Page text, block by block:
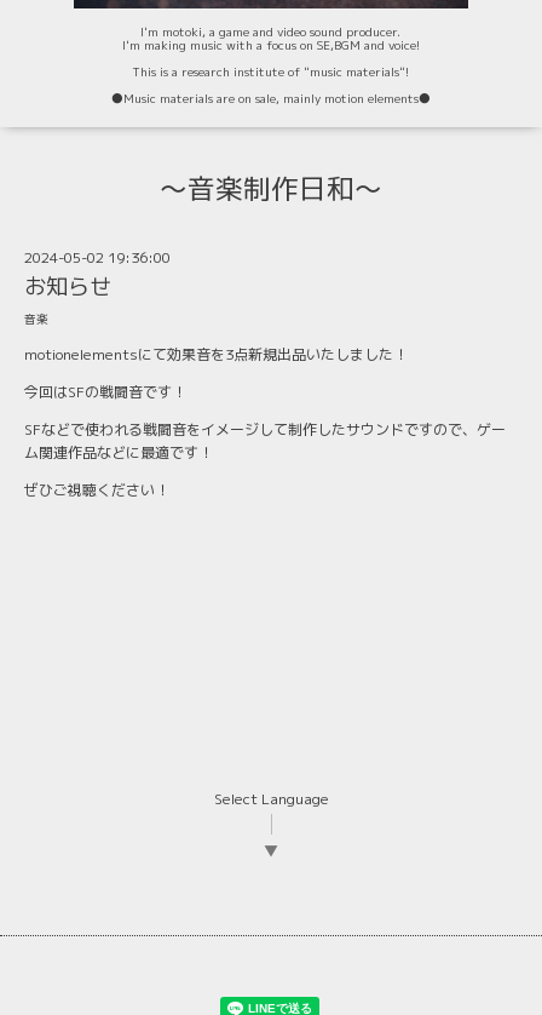
I'm motoki, a game and video sound producer.
I'm making music with a focus on SE,BGM and voice!
This is a research institute of "music materials"!
⚫️Music materials are on sale, mainly motion elements⚫️
〜音楽制作日和〜
2024-05-02 19:36:00
お知らせ
音楽
motionelementsにて効果音を3点新規出品いたしました！
今回はSFの戦闘音です！
SFなどで使われる戦闘音をイメージして制作したサウンドですので、ゲー
ム関連作品などに最適です！
ぜひご視聴ください！
Select Language
▼